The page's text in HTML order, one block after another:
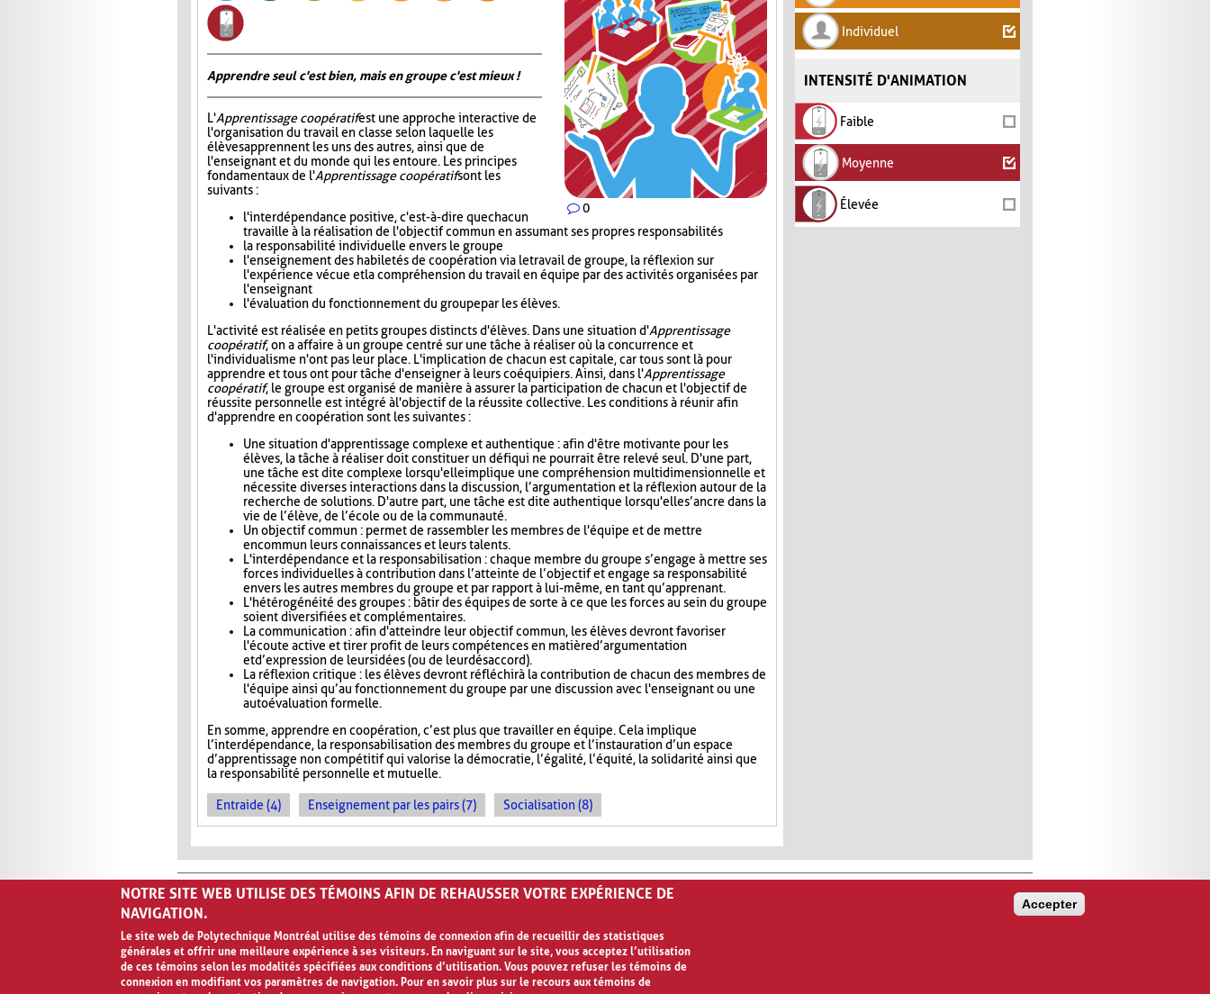
Individuel
INTENSITÉ D'ANIMATION
Faible
Moyenne
Élevée
0
Apprendre seul c'est bien, mais en groupe c'est mieux !
L'Apprentissage coopératifest une approche interactive de
l'organisation du travail en classe selon laquelle les
élèves apprennent les uns des autres, ainsi que de
l'enseignant et du monde qui les entoure. Les principes
fondamentaux de l'Apprentissage coopératifsont les
suivants :
l'interdépendance positive, c'est-à-dire que chacun
travaille à la réalisation de l'objectif commun en assumant ses propres responsabilités
la responsabilité individuelle envers le groupe
l'enseignement des habiletés de coopération via le travail de groupe, la réflexion sur
l'expérience vécue et la compréhension du travail en équipe par des activités organisées par
l'enseignant
l'évaluation du fonctionnement du groupe par les élèves.
L'activité est réalisée en petits groupes distincts d'élèves. Dans une situation d'Apprentissage
coopératif, on a affaire à un groupe centré sur une tâche à réaliser où la concurrence et
l'individualisme n'ont pas leur place. L'implication de chacun est capitale, car tous sont là pour
apprendre et tous ont pour tâche d'enseigner à leurs coéquipiers. Ainsi, dans l'Apprentissage
coopératif, le groupe est organisé de manière à assurer la participation de chacun et l'objectif de
réussite personnelle est intégré à l'objectif de la réussite collective. Les conditions à réunir afin
d'apprendre en coopération sont les suivantes :
Une situation d'apprentissage complexe et authentique : afin d'être motivante pour les
élèves, la tâche à réaliser doit constituer un défi qui ne pourrait être relevé seul. D'une part,
une tâche est dite complexe lorsqu'elle implique une compréhension multidimensionnelle et
nécessite diverses interactions dans la discussion, l’argumentation et la réflexion autour de la
recherche de solutions. D'autre part, une tâche est dite authentique lorsqu'elle s’ancre dans la
vie de l’élève, de l’école ou de la communauté.
Un objectif commun : permet de rassembler les membres de l'équipe et de mettre
en commun leurs connaissances et leurs talents.
L'interdépendance et la responsabilisation : chaque membre du groupe s’engage à mettre ses
forces individuelles à contribution dans l’atteinte de l’objectif et engage sa responsabilité
envers les autres membres du groupe et par rapport à lui-même, en tant qu’apprenant.
L'hétérogénéité des groupes : bâtir des équipes de sorte à ce que les forces au sein du groupe
soient diversifiées et complémentaires.
La communication : afin d'atteindre leur objectif commun, les élèves devront favoriser
l'écoute active et tirer profit de leurs compétences en matière d’argumentation
et d’expression de leurs idées (ou de leur désaccord).
La réflexion critique : les élèves devront réfléchir à la contribution de chacun des membres de
l'équipe ainsi qu’au fonctionnement du groupe par une discussion avec l'enseignant ou une
autoévaluation formelle.
En somme, apprendre en coopération, c’est plus que travailler en équipe. Cela implique
l’interdépendance, la responsabilisation des membres du groupe et l’instauration d’un espace
d’apprentissage non compétitif qui valorise la démocratie, l’égalité, l’équité, la solidarité ainsi que
la responsabilité personnelle et mutuelle.
Entraide (4) Enseignement par les pairs (7) Socialisation (8)
Avis de confidentialité et conditions d’utilisation
NOTRE SITE WEB UTILISE DES TÉMOINS AFIN DE REHAUSSER VOTRE EXPÉRIENCE DE
NAVIGATION.
Le site web de Polytechnique Montréal utilise des témoins de connexion afin de recueillir des statistiques
générales et offrir une meilleure expérience à ses visiteurs. En naviguant sur le site, vous acceptez l’utilisation
de ces témoins selon les modalités spécifiées aux conditions d’utilisation. Vous pouvez refuser les témoins de
connexion en modifiant vos paramètres de navigation. Pour en savoir plus sur le recours aux témoins de
Accepter